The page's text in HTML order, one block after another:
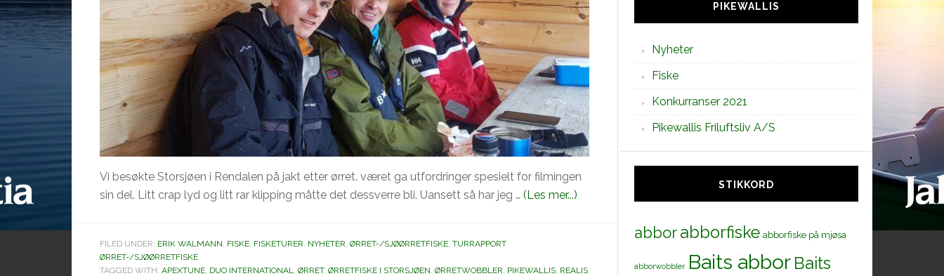
Vi besøkte Storsjøen i Rendalen på jakt etter ørret. været ga utfordringer spesielt for filmingen
sin del. Litt crap lyd og litt rar klipping måtte det dessverre bli. Uansett så har jeg … (Les mer...)
(video)
FILED UNDER: ERIK WALMANN FISKE FISKETURER NYHETER ØRRET-/SJØØRRETFISKE TURRAPPORT
ØRRET-/SJØØRRETFISKE
TAGGED WITH: APEXTUNE DUO INTERNATIONAL ØRRET, ØRRETFISKE I STORSJØEN ØRRETWOBBLER PIKEWALLIS REALIS
PIKEWALLIS
Nyheter
Fiske
Konkurranser 2021
Pikewallis Friluftsliv A/S
STIKKORD
abborabborfiske abborfiske på mjøsa
abborwobbler Baits abbor Baits